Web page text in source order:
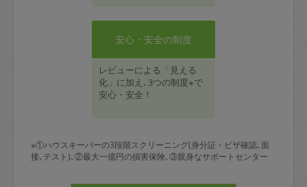
安心・安全の制度
レビューによる「見える
化」に加え､3つの制度※で
安心・安全！
※①ハウスキーパーの3段階スクリーニング(身分証・ビザ確認､面
接､テスト)､②最大一億円の損害保険､③親身なサポートセンター